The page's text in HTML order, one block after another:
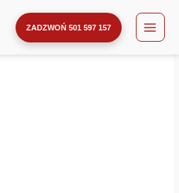
ZADZWOŃ 501 597 157